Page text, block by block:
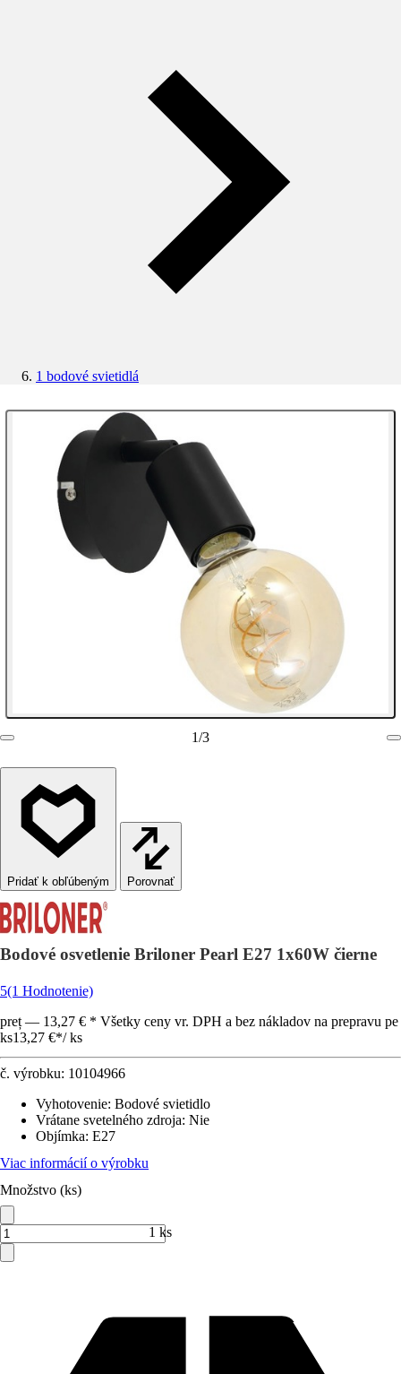
1 bodové svietidlá
1/3
Porovnať
Bodové osvetlenie Briloner Pearl E27 1x60W čierne
5(1 Hodnotenie)
preț — 13,27 € * Všetky ceny vr. DPH a bez nákladov na prepravu pe
ks13,27 €*/ ks
č. výrobku: 10104966
Vyhotovenie: Bodové svietidlo
Vrátane svetelného zdroja: Nie
Objímka: E27
Viac informácií o výrobku
Množstvo (ks)
1 ks